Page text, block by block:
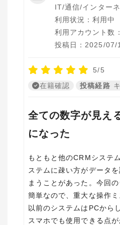
IT/通信/インター
利用状況：利用中
利用アカウント数
投稿日：2025/07/
5/5
在籍確認
投稿経路
全ての数字が見え
になった
もともと他のCRMシステ
ステムに疎い方がデータ
まうことがあった。今回
簡単なので、重大な操作ミ
以前のシステムはPCから
スマホでも使用できる点が